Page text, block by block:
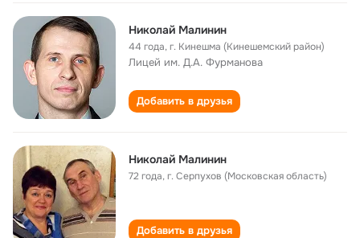
Николай Малинин
44 года,г. Кинешма (Кинешемский район)
Лицей им. Д.А. Фурманова
Добавить в друзья
Николай Малинин
72 года,г. Серпухов (Московская область)
Добавить в друзья